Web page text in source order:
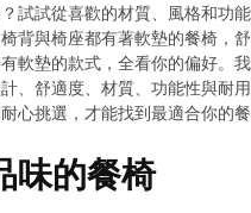
試試從喜歡的材質、風格和功
背與椅座都有著軟墊的餐椅，
軟墊的款式，全看你的偏好。
、舒適度、材質、功能性與耐用
心挑選，才能找到最適合你的餐
味的餐椅